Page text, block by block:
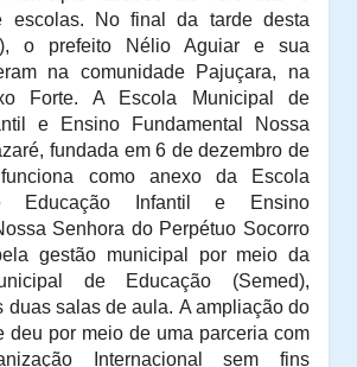
escolas. No final da tarde desta
o prefeito Nélio Aguiar e sua
na comunidade Pajuçara, na
Forte.A Escola Municipal de
e Ensino Fundamental Nossa
fundada em 6 de dezembro de
como anexo da Escola
Educação Infantil e Ensino
Senhora do Perpétuo Socorro
gestão municipal por meio da
de Educação (Semed),
duas salas de aula. A ampliação do
deu por meio de uma parceria com
Internacional sem fins